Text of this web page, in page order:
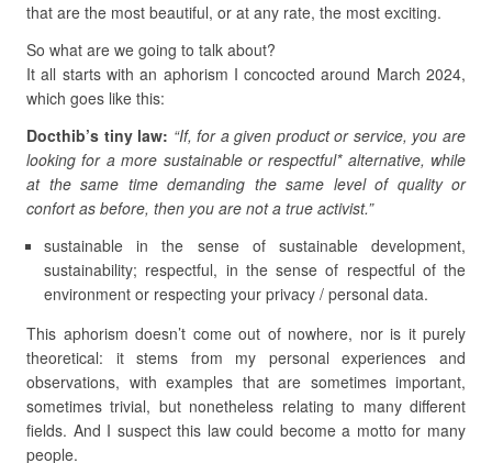
that are the most beautiful, or at any rate, the most exciting.
So what are we going to talk about?
It all starts with an aphorism I concocted around March 2024,
which goes like this:
Docthib’s tiny law: “If, for a given product or service, you are
looking for a more sustainable or respectful* alternative, while
at the same time demanding the same level of quality or
confort as before, then you are not a true activist.”
sustainable in the sense of sustainable development,
sustainability; respectful, in the sense of respectful of the
environment or respecting your privacy / personal data.
This aphorism doesn’t come out of nowhere, nor is it purely
theoretical: it stems from my personal experiences and
observations, with examples that are sometimes important,
sometimes trivial, but nonetheless relating to many different
fields. And I suspect this law could become a motto for many
people.